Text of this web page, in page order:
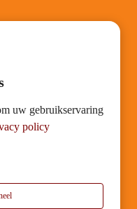
uw gebruikservaring
policy